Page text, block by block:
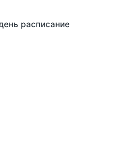
расписание